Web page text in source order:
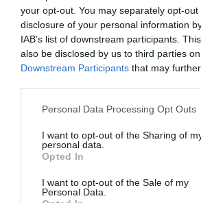
your opt-out. You may separately opt-
disclosure of your personal information
IAB’s list of downstream participants.
also be disclosed by us to third parties
Downstream Participants that may
Personal Data Processing Opt Outs
I want to opt-out of the Sharing of
personal data.
Opted In
I want to opt-out of the Sale of my
Personal Data.
Compartir
2Playbook Club